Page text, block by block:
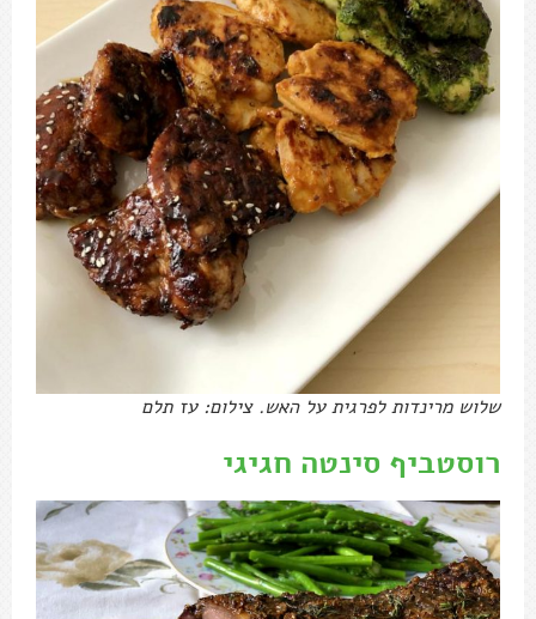
שלוש מרינדות לפרגית על האש. צילום: עז תלם
רוסטביף סינטה חגיגי